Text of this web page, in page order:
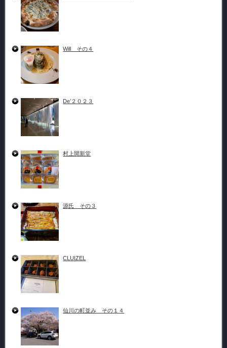
Will その４
De’２０２３
村上開新堂
源氏 その３
CLUIZEL
仙川の町並み その１４